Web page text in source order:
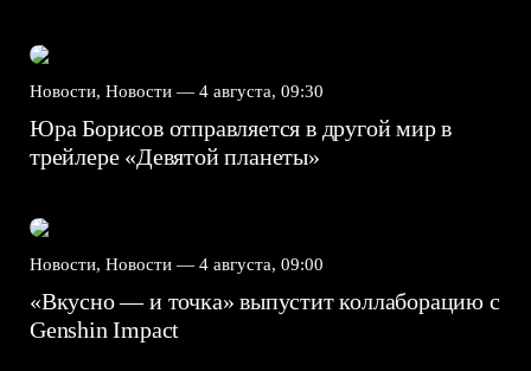
Новости, Новости — 4 августа, 09:30
Юра Борисов отправляется в другой мир в
трейлере «Девятой планеты»
Новости, Новости — 4 августа, 09:00
«Вкусно — и точка» выпустит коллаборацию с
Genshin Impact⁠⁠